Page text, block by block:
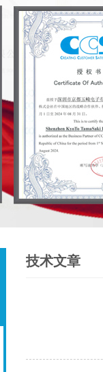
技术文章